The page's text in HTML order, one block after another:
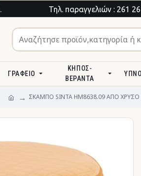
Τηλ. παραγγελιών : 261
ΓΡΑΦΕΊΟ
ΚΉΠΟΣ-
ΒΕΡΆΝΤΑ
ΣΚΑΜΠΟ SINTA HM8638.09 ΑΠΟ